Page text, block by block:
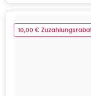
10,00 €